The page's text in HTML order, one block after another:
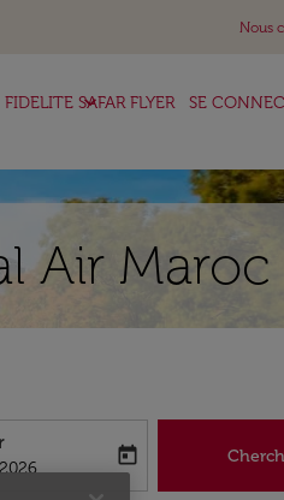
Nous
FIDELITE SAFAR FLYER
keyboard_arrow_down SE
Air Maroc
return-date-aria-label
today